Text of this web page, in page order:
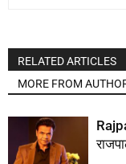
RELATED ARTICLES
MORE FROM